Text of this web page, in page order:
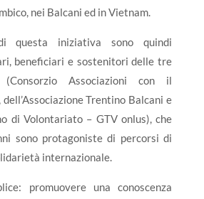
nei Balcani ed in Vietnam.
questa iniziativa sono quindi
beneficiari e sostenitori delle tre
Associazioni con il
Trentino Balcani e
di Volontariato – GTV onlus), che
sono protagoniste di percorsi di
internazionale.
promuovere una conoscenza